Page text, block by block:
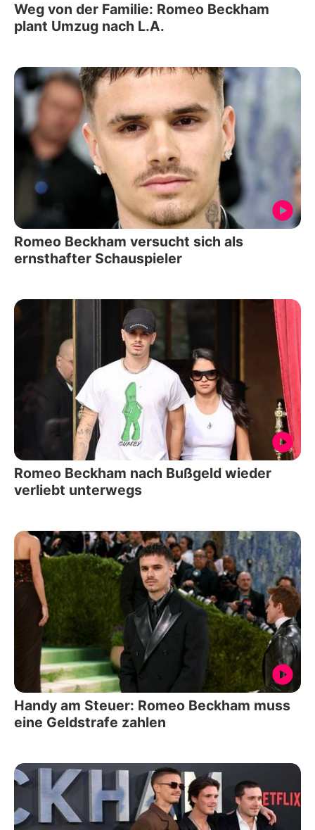
Weg von der Familie: Romeo Beckham
plant Umzug nach L.A.
Romeo Beckham versucht sich als
ernsthafter Schauspieler
Romeo Beckham nach Bußgeld wieder
verliebt unterwegs
Handy am Steuer: Romeo Beckham muss
eine Geldstrafe zahlen